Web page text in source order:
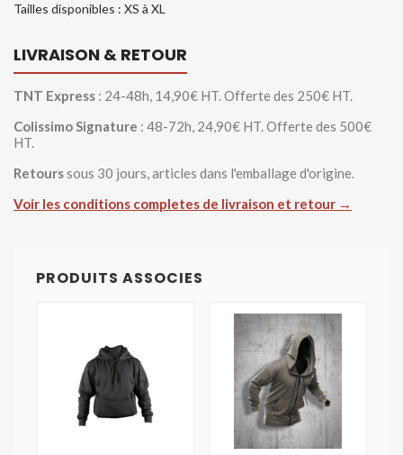
Tailles disponibles : XS à XL
LIVRAISON & RETOUR
TNT Express : 24-48h, 14,90€ HT. Offerte des 250€ HT.
Colissimo Signature : 48-72h, 24,90€ HT. Offerte des 500€
HT.
Retourssous 30 jours, articles dans l'emballage d'origine.
Voir les conditions completes de livraison et retour →
PRODUITS ASSOCIES